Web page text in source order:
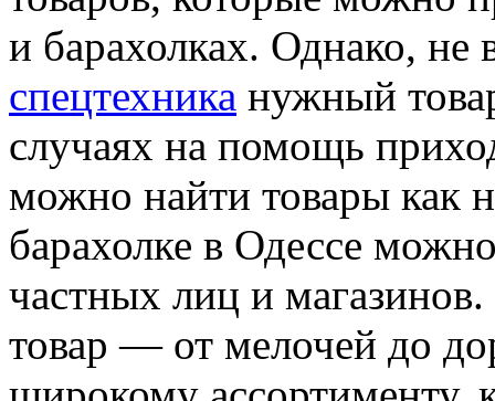
и барахолках. Однако, не
спецтехника нужный
случаях на помощь
можно найти товары как
барахолке в Одессе
частных лиц и
товар — от мелочей до